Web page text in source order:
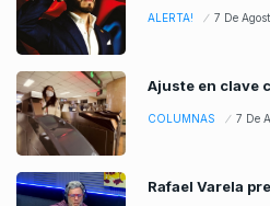
ALERTA! 7 De
Ajuste en clave
COLUMNAS 7 De
Rafael Varela